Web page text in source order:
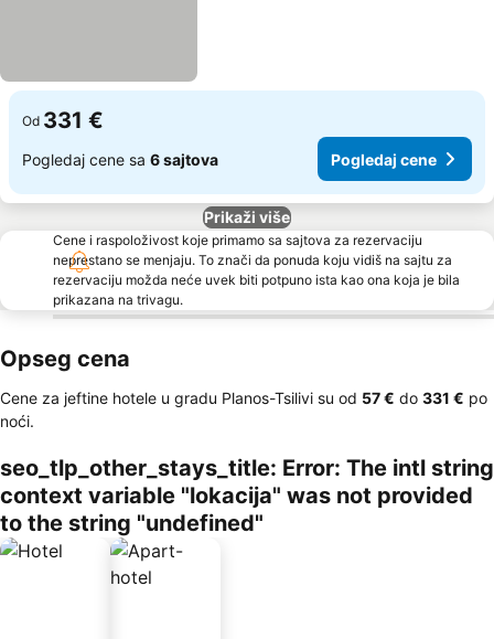
Od 331 €
Pogledaj cene sa 6 sajtova Pogledaj cene
Prikaži više
Cene i raspoloživost koje primamo sa sajtova za rezervaciju
neprestano se menjaju. To znači da ponuda koju vidiš na sajtu za
rezervaciju možda neće uvek biti potpuno ista kao ona koja je bila
prikazana na trivagu.
Opseg cena
Cene za jeftine hotele u gradu Planos-Tsilivi su od ‎57 € do ‎331 € po
noći.
seo_tlp_other_stays_title: Error: The intl string
context variable "lokacija" was not provided
to the string "undefined"